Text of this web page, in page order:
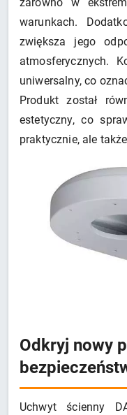
warunkach.
zwiększa jego
atmosferycznych.
uniwersalny, co
Produkt został
estetyczny, co
praktycznie, ale
Odkryj nowy
Uchwyt ścienny